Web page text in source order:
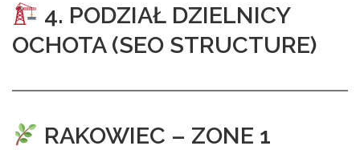
4. PODZIAŁ DZIELNICY
OCHOTA (SEO STRUCTURE)
RAKOWIEC – ZONE 1